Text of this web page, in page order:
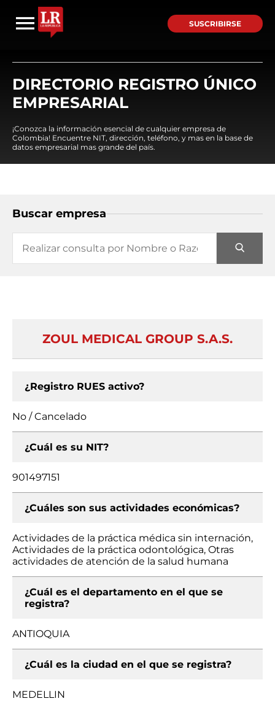
SUSCRIBIRSE
DIRECTORIO REGISTRO ÚNICO
EMPRESARIAL
¡Conozca la información esencial de cualquier empresa de
Colombia! Encuentre NIT, dirección, teléfono, y mas en la base de
datos empresarial mas grande del país.
Buscar empresa
ZOUL MEDICAL GROUP S.A.S.
¿Registro RUES activo?
No / Cancelado
¿Cuál es su NIT?
901497151
¿Cuáles son sus actividades económicas?
Actividades de la práctica médica sin internación,
Actividades de la práctica odontológica, Otras
actividades de atención de la salud humana
¿Cuál es el departamento en el que se
registra?
ANTIOQUIA
¿Cuál es la ciudad en el que se registra?
MEDELLIN